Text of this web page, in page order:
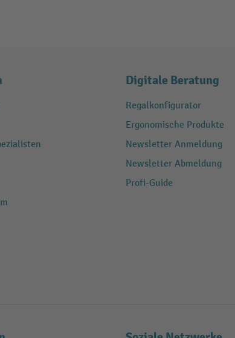
Digitale Beratung
Regalkonfigurator
Ergonomische Produkte
Newsletter Anmeldung
Newsletter Abmeldung
Profi-Guide